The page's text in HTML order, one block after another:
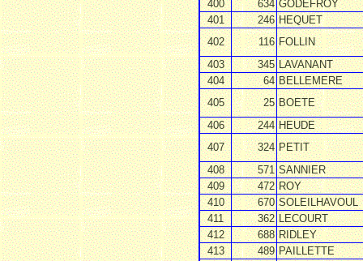
400
634 GODEFROY
401
246 HEQUET
402
116 FOLLIN
403
345 LAVANANT
404
64 BELLEMERE
405
25 BOETE
406
244 HEUDE
407
324 PETIT
408
571 SANNIER
409
472 ROY
410
670 SOLEILHAVOUL
411
362 LECOURT
412
688 RIDLEY
413
489 PAILLETTE